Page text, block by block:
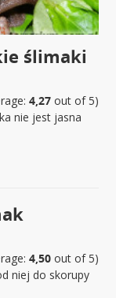
ślimaki
4,27out of 5)
nie jest jasna
4,50out of 5)
niej do skorupy